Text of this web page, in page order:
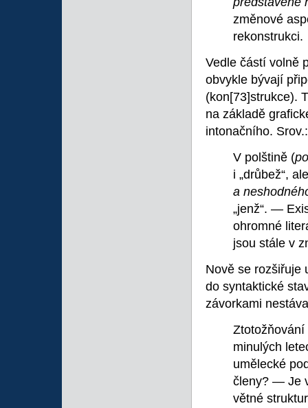
změnové
rekonstrukci.
Vedle částí volně
obvykle bývají
(kon[73]strukce).
na základě
intonačního. Srov.:
V polštině (
i „drůbež“,
a
„jenž“. —
ohromné
jsou stále v
Nově se rozšiřuje
do syntaktické
závorkami
Ztotožňování
minulých
umělecké
členy? — Je
větné